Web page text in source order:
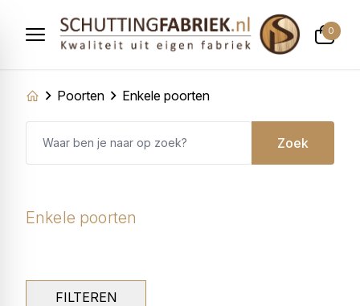
0
Poorten Enkele poorten
Zoek
Enkele poorten
FILTEREN